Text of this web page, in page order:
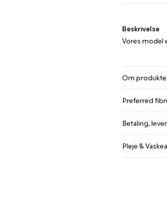
Beskrivelse
Vores model
Om
Preferred
Betaling,
Pleje &